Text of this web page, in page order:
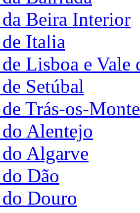
Beira Interior
Italia
Lisboa e Vale
Setúbal
Trás-os-
Alentejo
Algarve
Dão
Douro